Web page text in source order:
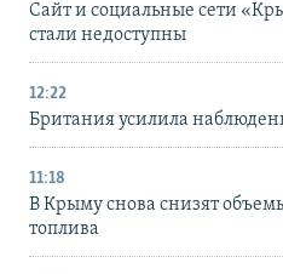
Сайт и социальные сети
стали недоступны
12:22
Британия усилила
11:18
В Крыму снова снизят
топлива